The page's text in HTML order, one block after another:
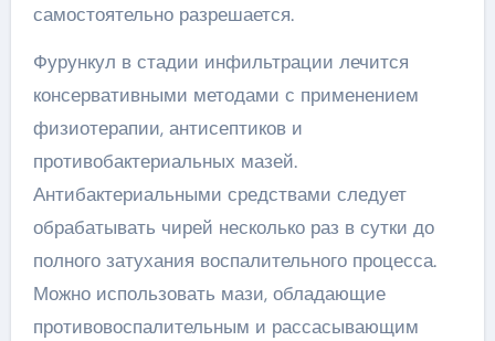
самостоятельно разрешается.
Фурункул в стадии инфильтрации лечится
консервативными методами с применением
физиотерапии, антисептиков и
противобактериальных мазей.
Антибактериальными средствами следует
обрабатывать чирей несколько раз в сутки до
полного затухания воспалительного процесса.
Можно использовать мази, обладающие
противовоспалительным и рассасывающим